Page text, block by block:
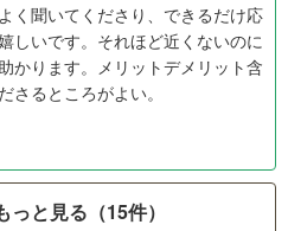
く聞いてくださり、できるだけ応
しいです。それほど近くないのに
かります。メリットデメリット含
るところがよい。
と見る（15件）